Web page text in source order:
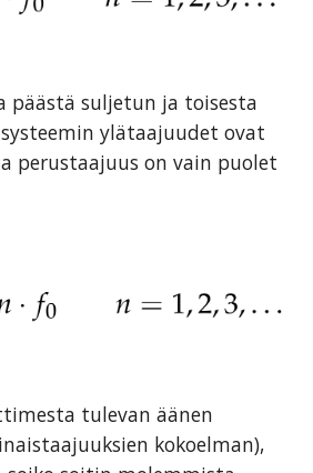
päästä suljetun ja toisesta
ylätaajuudet ovat
perustaajuus on vain puolet
tulevan äänen
kokoelman),